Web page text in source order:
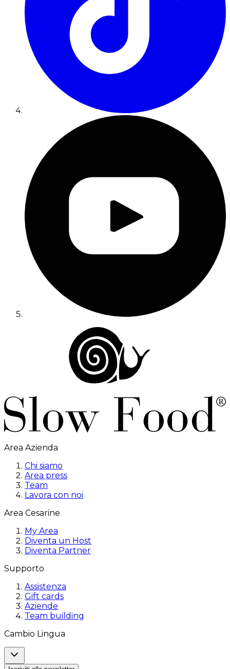
Area Azienda
Chi siamo
Area press
Team
Lavora con noi
Area Cesarine
My Area
Diventa un Host
Diventa Partner
Supporto
Assistenza
Gift cards
Aziende
Team building
Cambio Lingua